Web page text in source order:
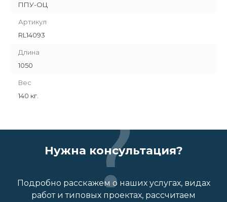
ППУ-ОЦ
Артикул
RL14093
Длина
1050
Вес
140 кг.
Нужна консультация?
Подробно расскажем о наших услугах, видах
работ и типовых проектах, рассчитаем